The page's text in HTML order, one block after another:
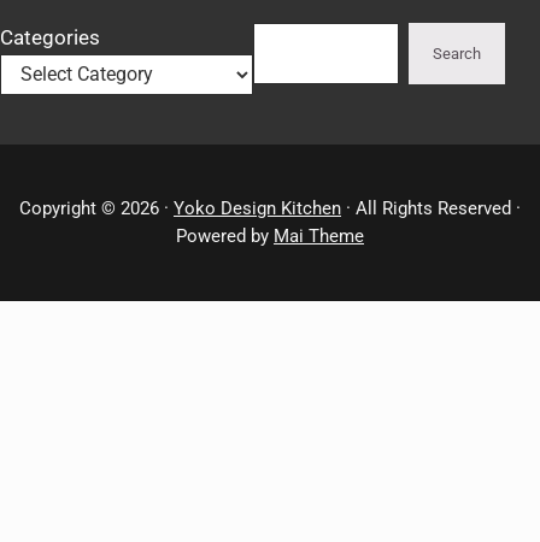
Categories
Search
Copyright © 2026 · Yoko Design Kitchen · All Rights Reserved ·
Powered by Mai Theme